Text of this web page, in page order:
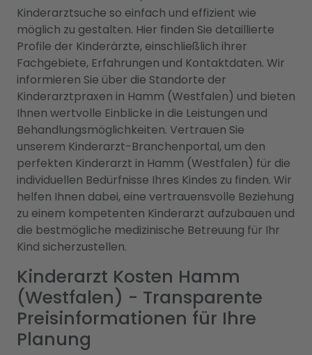
Kinderarztsuche so einfach und effizient wie
möglich zu gestalten. Hier finden Sie detaillierte
Profile der Kinderärzte, einschließlich ihrer
Fachgebiete, Erfahrungen und Kontaktdaten. Wir
informieren Sie über die Standorte der
Kinderarztpraxen in Hamm (Westfalen) und bieten
Ihnen wertvolle Einblicke in die Leistungen und
Behandlungsmöglichkeiten. Vertrauen Sie
unserem Kinderarzt-Branchenportal, um den
perfekten Kinderarzt in Hamm (Westfalen) für die
individuellen Bedürfnisse Ihres Kindes zu finden. Wir
helfen Ihnen dabei, eine vertrauensvolle Beziehung
zu einem kompetenten Kinderarzt aufzubauen und
die bestmögliche medizinische Betreuung für Ihr
Kind sicherzustellen.
Kinderarzt Kosten Hamm
(Westfalen) - Transparente
Preisinformationen für Ihre
Planung